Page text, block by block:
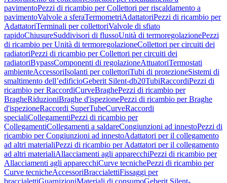
pavimentoPezzi di ricambio per Collettori per riscaldamento a
pavimentoValvole a sferaTermometriAdattatoriPezzi di ricambio per
AdattatoriTerminali per collettoriValvole di sfiato
rapidoChiusureSuddivisori di flussoUnità di termoregolazionePezzi
di ricambio per Unità di termoregolazioneCollettori per circuiti dei
radiatoriPezzi di ricambio per Collettori per circuiti dei
radiatoriBypassComponenti di regolazioneAttuatoriTermostati
ambienteAccessoriIsolanti per collettoriTubi di protezioneSistemi di
smaltimento dell’edificioGeberit Silent-db20TubiRaccordiPezzi di
ricambio per RaccordiCurveBraghePezzi di ricambio per
BragheRiduzioniBraghe d'ispezionePezzi di ricambio per Braghe
d'ispezioneRaccordi SuperTubeCurveRaccordi
specialiCollegamentiPezzi di ricambio per
CollegamentiCollegamenti a saldareCongiunzioni ad innestoPezzi di
ricambio per Congiunzioni ad innestoAdattatori per il collegamento
ad altri materialiPezzi di ricambio per Adattatori per il collegamento
ad altri materialiAllacciamenti agli apparecchiPezzi di ricambio per
Allacciamenti agli apparecchiCurve tecnichePezzi di ricambio per
Curve tecnicheAccessoriBraccialettiFissaggi per
braccialettiGuarnizioniMateriali di consumoGeberit Silent-